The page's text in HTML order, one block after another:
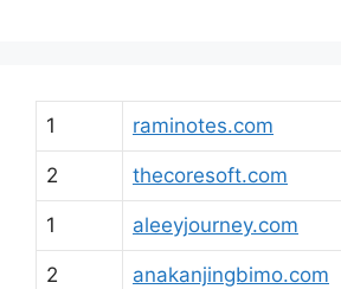
1 raminotes.com
2 thecoresoft.com
1 aleeyjourney.com
2 anakanjingbimo.com